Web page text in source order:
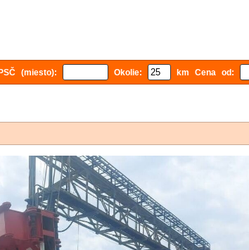
(miesto): Okolie: km Cena od: